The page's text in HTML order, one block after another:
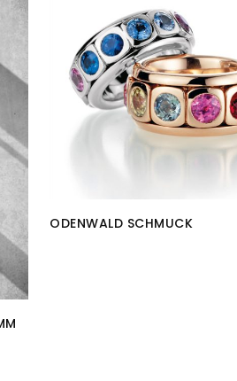
ODENWALD SCHMUCK